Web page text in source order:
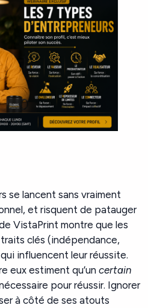
se lancent sans vraiment
et risquent de patauger
VistaPrint montre que les
clés (indépendance,
influencent leur réussite.
eux estiment qu’un certain
pour réussir. Ignorer
à côté de ses atouts